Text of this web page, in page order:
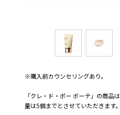
※購入前カウンセリングあり。
「クレ・ド・ポー ボーテ」の商品
量は5個までとさせていただきます。